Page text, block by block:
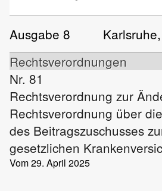
Ausgabe 8
Rechtsverordnungen
Nr. 81
Rechtsverordnung zur
Rechtsverordnung über
des Beitragszuschusses
gesetzlichen
Vom 29. April 2025